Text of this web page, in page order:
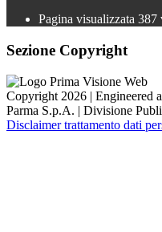
Pagina visualizzata 387
Sezione Copyright
Copyright 2026 | Engineered
Parma S.p.A. | Divisione
Disclaimer trattamento dati